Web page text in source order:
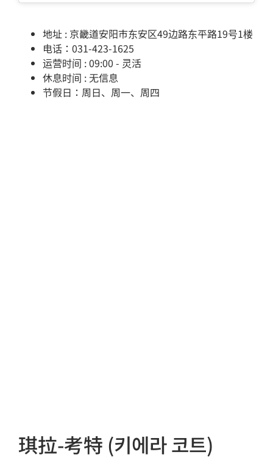
地址 : 京畿道安阳市东安区49边路东平路19号1楼
电话：031-423-1625
运营时间 : 09:00 - 灵活
休息时间 : 无信息
节假日：周日、周一、周四
琪拉-考特 (키에라 코트)